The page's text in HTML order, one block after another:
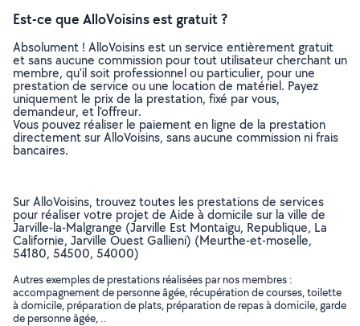
Est-ce que AlloVoisins est gratuit ?
Absolument ! AlloVoisins est un service entièrement gratuit
et sans aucune commission pour tout utilisateur cherchant un
membre, qu’il soit professionnel ou particulier, pour une
prestation de service ou une location de matériel. Payez
uniquement le prix de la prestation, fixé par vous,
demandeur, et l’offreur.
Vous pouvez réaliser le paiement en ligne de la prestation
directement sur AlloVoisins, sans aucune commission ni frais
bancaires.
Sur AlloVoisins, trouvez toutes les prestations de services
pour réaliser votre projet de Aide à domicile sur la ville de
Jarville-la-Malgrange (Jarville Est Montaigu, Republique, La
Californie, Jarville Ouest Gallieni) (Meurthe-et-moselle,
54180, 54500, 54000)
Autres exemples de prestations réalisées par nos membres :
accompagnement de personne âgée, récupération de courses, toilette
à domicile, préparation de plats, préparation de repas à domicile, garde
de personne âgée, ..